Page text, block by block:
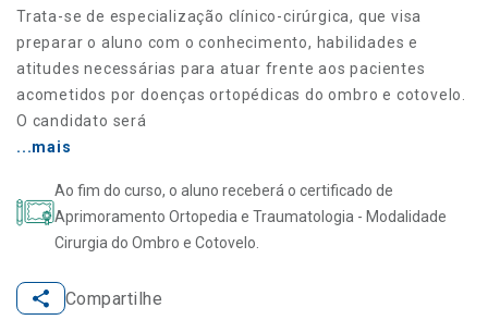
Trata-se de especialização clínico-cirúrgica, que visa
preparar o aluno com o conhecimento, habilidades e
atitudes necessárias para atuar frente aos pacientes
acometidos por doenças ortopédicas do ombro e cotovelo.
O candidato será
...mais
Ao fim do curso, o aluno receberá o certificado de
Aprimoramento Ortopedia e Traumatologia - Modalidade
Cirurgia do Ombro e Cotovelo.
Compartilhe